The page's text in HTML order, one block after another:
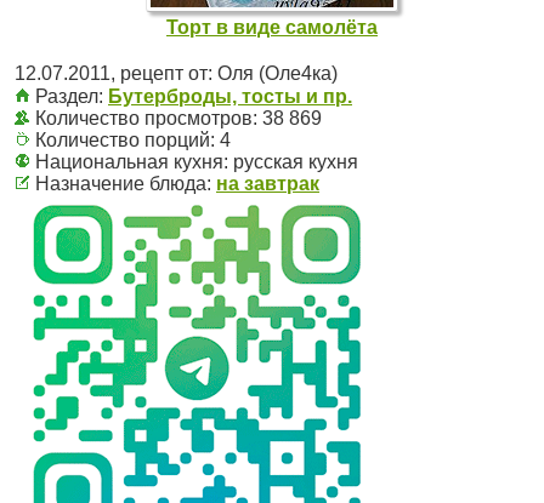
Торт в виде самолёта
12.07.2011, рецепт от: Оля (Оле4ка)
Раздел: Бутерброды, тосты и пр.
Количество просмотров: 38 869
Количество порций: 4
Национальная кухня: русская кухня
Назначение блюда: на завтрак